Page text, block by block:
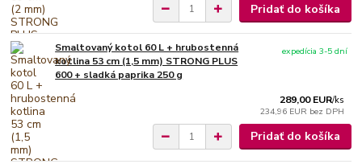
Pridať do košíka
Smaltovaný kotol 60 L + hrubostenná
kotlina 53 cm (1,5 mm) STRONG PLUS
600 + sladká paprika 250 g
289,00 EUR/ks
234,96 EUR bez DPH
expedícia 3-5 dní
Pridať do košíka